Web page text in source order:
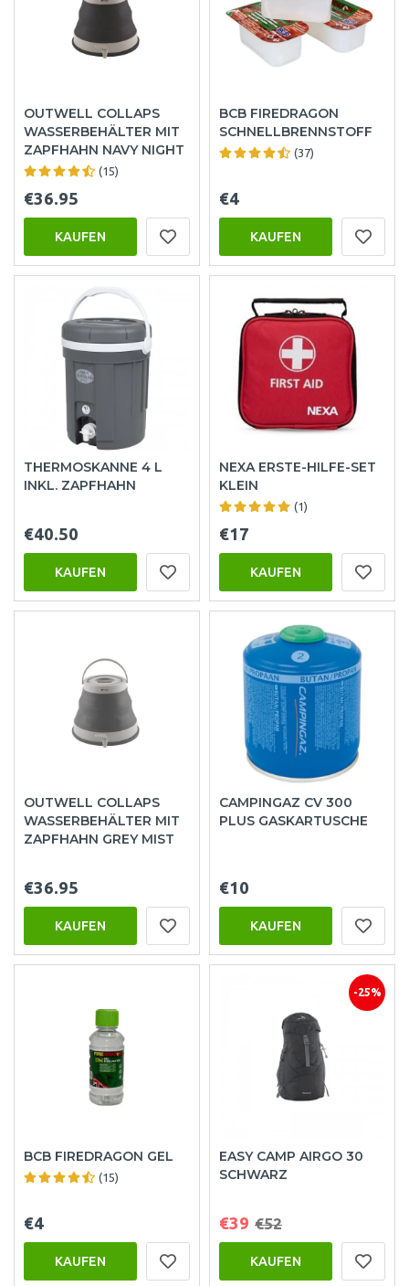
OUTWELL COLLAPS
WASSERBEHÄLTER MIT
ZAPFHAHN NAVY NIGHT
(15)
€36.95
KAUFEN
BCB FIREDRAGON
SCHNELLBRENNSTOFF
(37)
€4
KAUFEN
THERMOSKANNE 4 L
INKL. ZAPFHAHN
€40.50
KAUFEN
NEXA ERSTE-HILFE-SET
KLEIN
(1)
€17
KAUFEN
OUTWELL COLLAPS
WASSERBEHÄLTER MIT
ZAPFHAHN GREY MIST
€36.95
KAUFEN
CAMPINGAZ CV 300
PLUS GASKARTUSCHE
€10
KAUFEN
BCB FIREDRAGON GEL
(15)
€4
KAUFEN
-25%
EASY CAMP AIRGO 30
SCHWARZ
€39 €52
KAUFEN